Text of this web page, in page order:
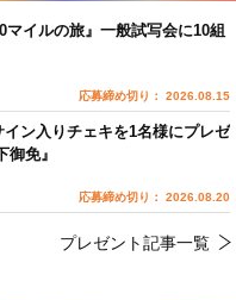
マイルの旅』一般試写会に10組
応募締め切り： 2026.08.15
ン入りチェキを1名様にプレゼ
免』
応募締め切り： 2026.08.20
プレゼント記事一覧